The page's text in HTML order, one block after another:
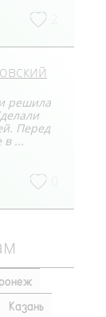
решила
Перед
в ...
Казань